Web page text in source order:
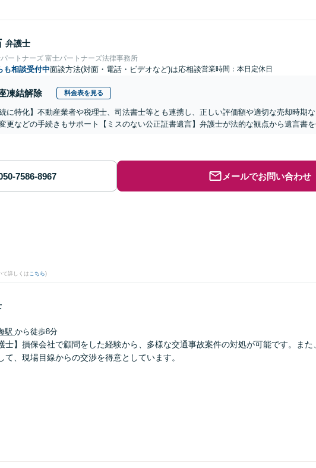
弁護士
ートナーズ 富士パートナーズ法律事務所
も相談受付中面談方法(対面・電話・ビデオなど)は応相談営業時間：本日定休日
凍結解除 料金表を見る
続に特化】不動産業者や税理士、司法書士等とも連携し、正しい評価額や適切な売却時期
更などの手続きもサポート【ミスのない公正証書遺言】弁護士が法的な観点から遺言書を
メールでお問い合わせ
て詳しくはこちら)
駅 から徒歩8分
士】損保会社で顧問をした経験から、多様な交通事故案件の対処が可能です。また、
て、現場目線からの交渉を得意としています。